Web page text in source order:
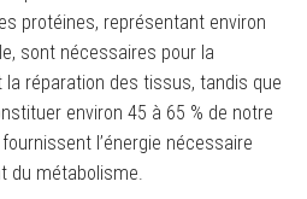
protéines, représentant environ
sont nécessaires pour la
réparation des tissus, tandis que
environ 45 à 65 % de notre
l’énergie nécessaire
du métabolisme.